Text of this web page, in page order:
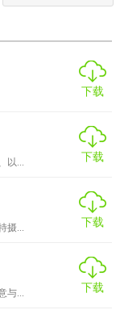
下载
以...
下载
摄...
下载
与...
下载